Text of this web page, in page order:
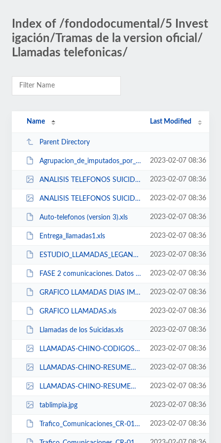
Index of /fondodocumental/5 Invest
igación/Tramas de la version oficial/
Llamadas telefonicas/
Name Last Modified
Parent Directory
Agrupacion_de_imputados_por_frecuencias_de_llamadas.pps 2023-02-07 08:36
ANALISIS TELEFONOS SUICIDADOS I.jpg 2023-02-07 08:36
ANALISIS TELEFONOS SUICIDADOS II.jpg 2023-02-07 08:36
Auto-telefonos (version 3).xls 2023-02-07 08:36
Entrega_llamadas1.xls 2023-02-07 08:36
ESTUDIO_LLAMADAS_LEGANES.xls 2023-02-07 08:36
FASE 2 comunicaciones. Datos en bruto 4.xls 2023-02-07 08:36
GRAFICO LLAMADAS DIAS IMPORTANTES.xls 2023-02-07 08:36
GRAFICO LLAMADAS.xls 2023-02-07 08:36
Llamadas de los Suicidas.xls 2023-02-07 08:36
LLAMADAS-CHINO-CODIGOS_DEL_CONTACTO.jpg 2023-02-07 08:36
LLAMADAS-CHINO-RESUMEN 1.jpg 2023-02-07 08:36
LLAMADAS-CHINO-RESUMEN 2.jpg 2023-02-07 08:36
tablimpia.jpg 2023-02-07 08:36
Trafico_Comunicaciones_CR-01.xls 2023-02-07 08:36